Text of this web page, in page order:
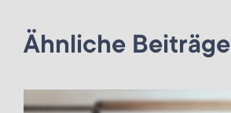
Ähnliche Beiträge